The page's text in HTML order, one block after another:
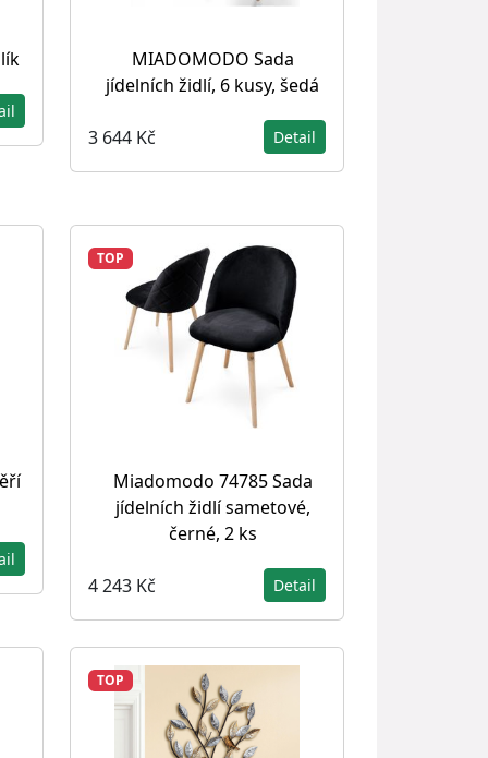
MIADOMODO Sada
jídelních židlí, 6 kusy, šedá
3 644 Kč Detail
TOP
Miadomodo 74785 Sada
jídelních židlí sametové,
černé, 2 ks
4 243 Kč Detail
TOP